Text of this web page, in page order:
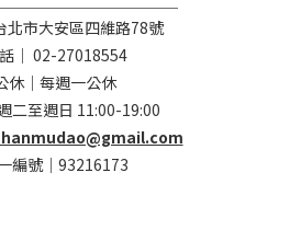
北市大安區四維路78號
｜ 02-27018554
休｜每週一公休
二至週日 11:00-19:00
編號｜93216173